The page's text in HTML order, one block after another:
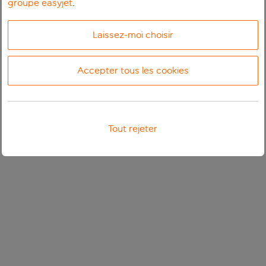
groupe easyjet.
Laissez-moi choisir
Accepter tous les cookies
Tout rejeter